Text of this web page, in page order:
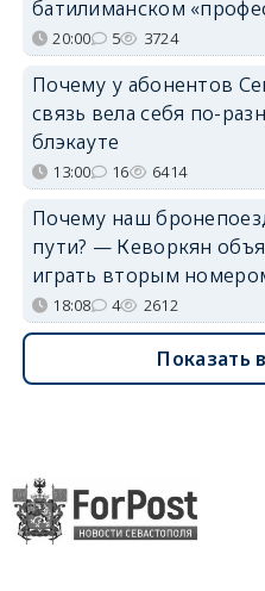
батилиманском
20:00 5 3724
Почему у абонентов
связь вела себя по-
блэкауте
13:00 16 6414
Почему наш
пути? — Кеворкян
играть вторым
18:08 4 2612
Показать